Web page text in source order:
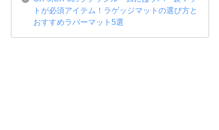
トが必須アイテム！ラゲッジマットの選び方と
おすすめラバーマット5選